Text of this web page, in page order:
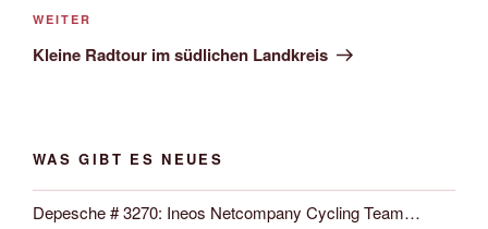
Nächster
Beitrag
WEITER
Kleine Radtour im südlichen Landkreis
WAS GIBT ES NEUES
Depesche # 3270: Ineos Netcompany Cycling Team…